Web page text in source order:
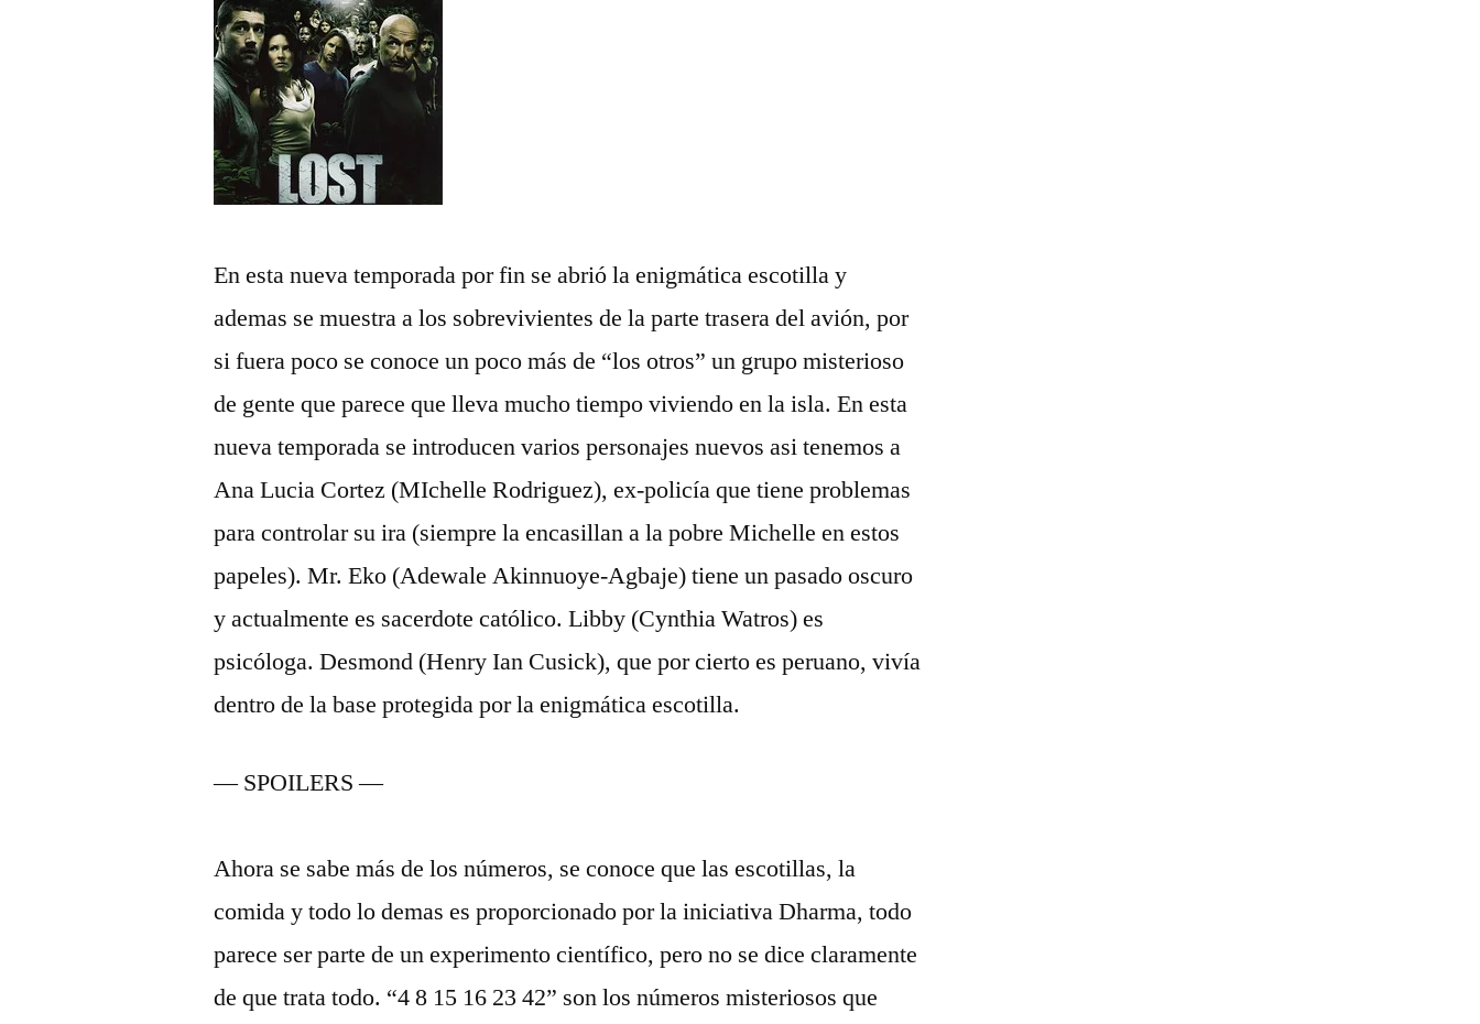
En esta nueva temporada por fin se abrió la enigmática escotilla y
ademas se muestra a los sobrevivientes de la parte trasera del avión, por
si fuera poco se conoce un poco más de “los otros” un grupo misterioso
de gente que parece que lleva mucho tiempo viviendo en la isla. En esta
nueva temporada se introducen varios personajes nuevos asi tenemos a
Ana Lucia Cortez (MIchelle Rodriguez), ex-policía que tiene problemas
para controlar su ira (siempre la encasillan a la pobre Michelle en estos
papeles). Mr. Eko (Adewale Akinnuoye-Agbaje) tiene un pasado oscuro
y actualmente es sacerdote católico. Libby (Cynthia Watros) es
psicóloga. Desmond (Henry Ian Cusick), que por cierto es peruano, vivía
dentro de la base protegida por la enigmática escotilla.
— SPOILERS —
Ahora se sabe más de los números, se conoce que las escotillas, la
comida y todo lo demas es proporcionado por la iniciativa Dharma, todo
parece ser parte de un experimento científico, pero no se dice claramente
de que trata todo. “4 8 15 16 23 42” son los números misteriosos que